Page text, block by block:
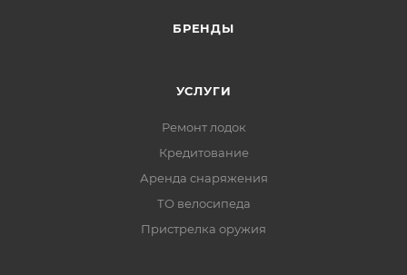
БРЕНДЫ
УСЛУГИ
Ремонт лодок
Кредитование
Аренда снаряжения
ТО велосипеда
Пристрелка оружия